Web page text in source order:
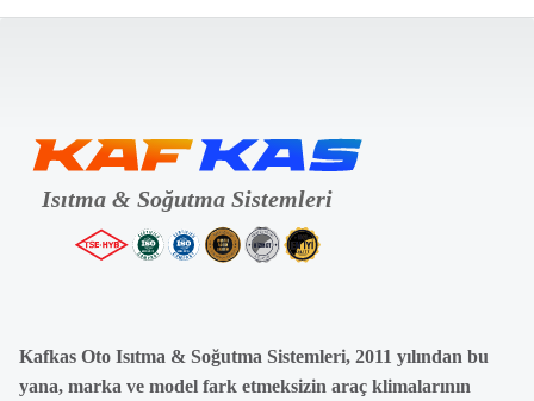
Kafkas Oto Isıtma & Soğutma Sistemleri, 2011 yılından bu
yana, marka ve model fark etmeksizin araç klimalarının